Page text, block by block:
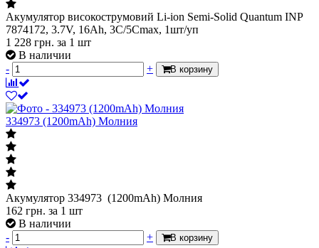
Акумулятор високострумовий Li-ion Semi-Solid Quantum INP
7874172, 3.7V, 16Ah, 3C/5Cmax, 1шт/уп
1 228 грн. за 1 шт
В наличии
-
+ В корзину
334973 (1200mAh) Молния
Акумулятор 334973 (1200mAh) Молния
162 грн. за 1 шт
В наличии
-
+ В корзину